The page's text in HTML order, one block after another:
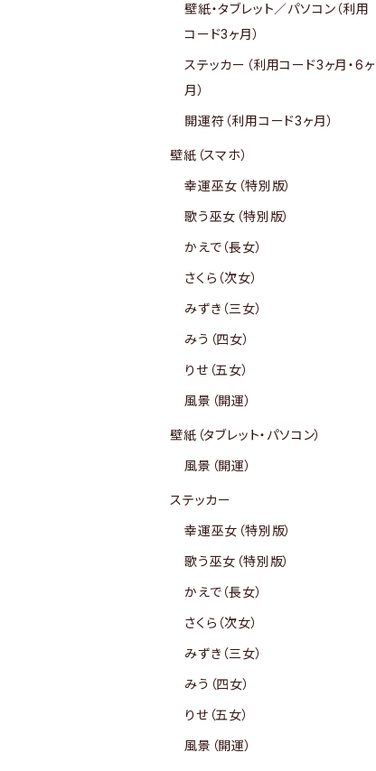
壁紙・タブレット／パソコン（利用
コード3ヶ月）
ステッカー（利用コード3ヶ月・6ヶ
月）
開運符（利用コード3ヶ月）
壁紙（スマホ）
幸運巫女（特別版）
歌う巫女（特別版）
かえで（長女）
さくら（次女）
みずき（三女）
みう（四女）
りせ（五女）
風景（開運）
壁紙（タブレット・パソコン）
風景（開運）
ステッカー
幸運巫女（特別版）
歌う巫女（特別版）
かえで（長女）
さくら（次女）
みずき（三女）
みう（四女）
りせ（五女）
風景（開運）